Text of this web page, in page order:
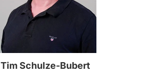
Tim Schulze-Bubert